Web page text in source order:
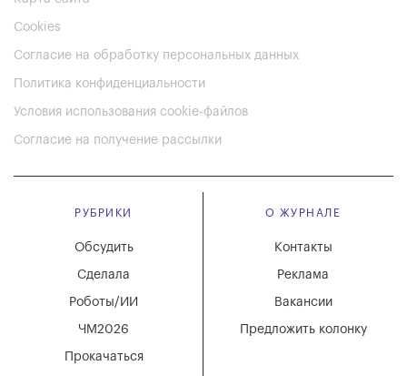
Cookies
Согласие на обработку персональных данных
Политика конфиденциальности
Условия использования cookie-файлов
Согласие на получение рассылки
РУБРИКИ
Обсудить
Сделала
Роботы/ИИ
ЧМ2026
Прокачаться
О ЖУРНАЛЕ
Вакансии
Реклама
Контакты
Предложить колонку